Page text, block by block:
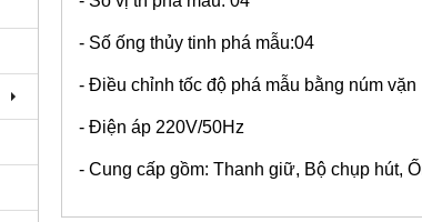
- Số ống thủy tinh phá mẫu:04
- Điều chỉnh tốc độ phá mẫu bằng núm vặn
- Điện áp 220V/50Hz
- Cung cấp gồm: Thanh giữ, Bộ chụp hút,